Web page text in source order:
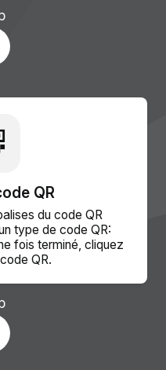
QR
du code QR
type de code QR:
fois terminé, cliquez
QR.